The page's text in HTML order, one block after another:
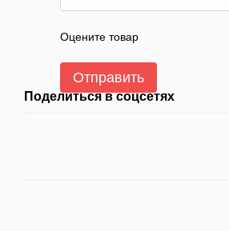
Оцените товар
Отправить
Поделиться в соцсетях